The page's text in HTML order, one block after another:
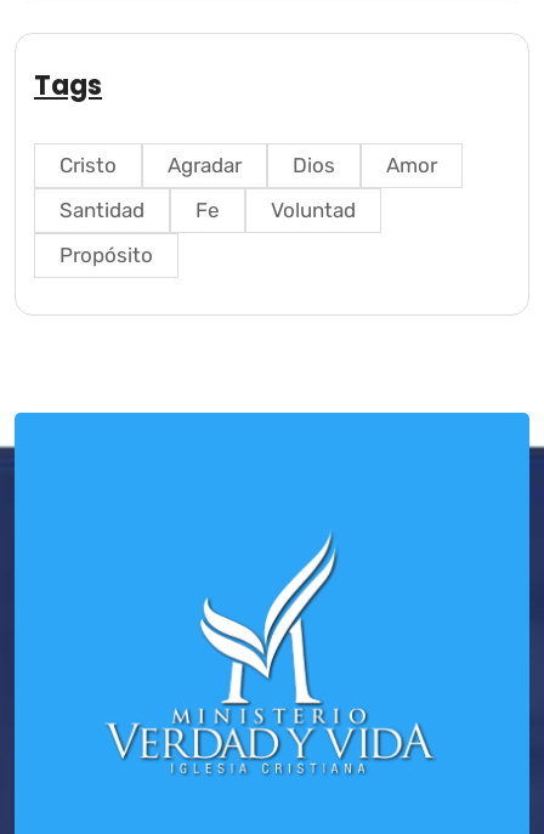
Tags
Cristo Agradar Dios
Amor
Santidad
Fe
Voluntad
Propósito